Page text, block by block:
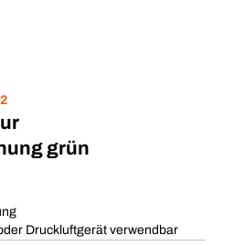
grün
Druckluftgerät verwendbar